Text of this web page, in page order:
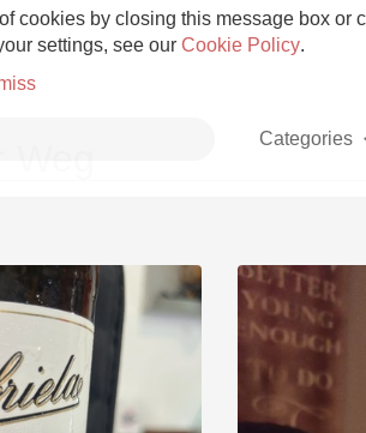
cookies by closing this message box or
settings, see our Cookie Policy.
Categories